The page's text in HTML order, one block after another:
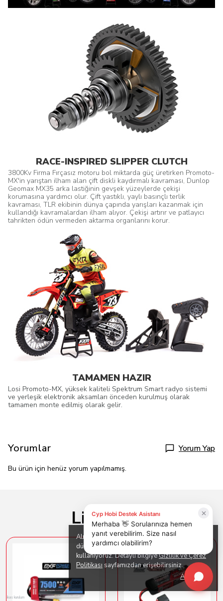
Alışveriş deneyiminizi iyileştirmek için yasal
düzenlemelere uygun çerezler (cookies)
kullanıyoruz. Detaylı bilgiyeGizlilik ve Çerez
Politikası sayfamızdan erişebilirsiniz.
Anladım
RACE-INSPIRED SLIPPER CLUTCH
3800Kv Firma Fırçasız motoru bol miktarda güç üretirken Promoto-
MX'in yarıştan ilham alan çift diskli kaydırmalı kavraması, Dunlop
Geomax MX35 arka lastiğinin gevşek yüzeylerde çekişi
korumasına yardımcı olur. Çift yastıklı, yaylı basınçlı terlik
kavraması, TLR ekibinin dünya çapında yarışları kazanmak için
kullandığı kavramalardan ilham alıyor. Çekişi artırır ve patlayıcı
tahrikten ödün vermeden aktarma organlarını korur.
TAMAMEN HAZIR
Losi Promoto-MX, yüksek kaliteli Spektrum Smart radyo sistemi
ve yerleşik elektronik aksamları önceden kurulmuş olarak
tamamen monte edilmiş olarak gelir.
Yorumlar Yorum Yap
Bu ürün için henüz yorum yapılmamış.
Lipo Piller
ikas kurulum